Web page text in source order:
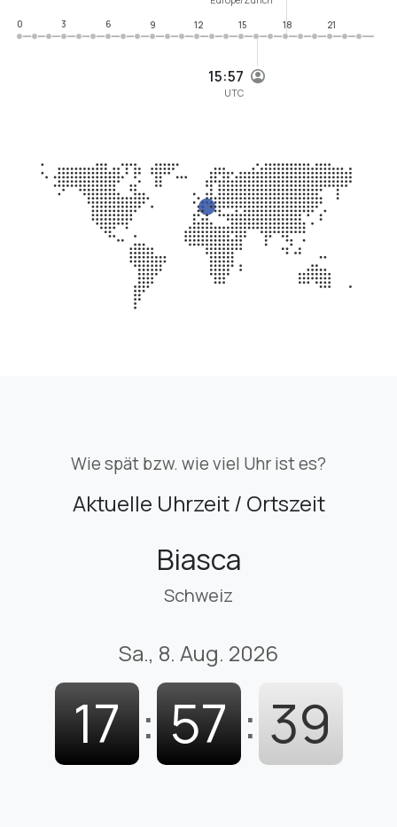
15:57
UTC
0
3 6 9 12 15 18 21
Wie spät bzw. wie viel Uhr ist es?
Aktuelle Uhrzeit / Ortszeit
Biasca
Schweiz
Sa., 8. Aug. 2026
17 : 57 : 40